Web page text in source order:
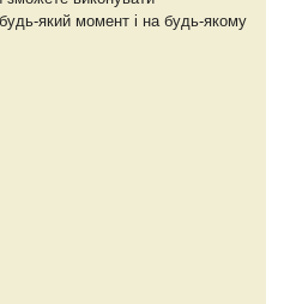
який момент і на будь-якому